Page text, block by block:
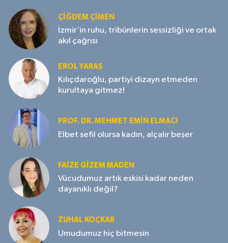
ÇIĞDEM ÇIMEN
İzmir’in ruhu, tribünlerin sessizliği ve ortak
akıl çağrısı
EROL YARAŞ
Kılıçdaroğlu, partiyi dizayn etmeden
kurultaya gitmez!
PROF. DR. MEHMET EMIN ELMACI
Elbet sefil olursa kadın, alçalır beşer
FAIZE GIZEM MADEN
Vücudumuz artık eskisi kadar neden
dayanıklı değil?
ZUHAL KOÇKAR
Umudumuz hiç bitmesin